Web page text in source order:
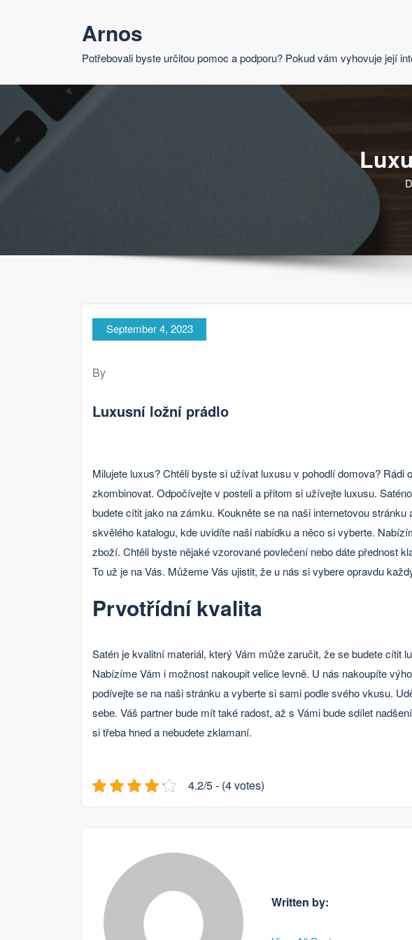
Arnos
Potřebovali byste určitou pomoc a podporu? Pokud vám vyhovuje její
September 4, 2023
By
Luxusní ložní prádlo
Milujete luxus? Chtěli byste si užívat luxusu v pohodlí domova? Rádi
zkombinovat. Odpočívejte v posteli a přitom si užívejte luxusu.
budete cítit jako na zámku. Koukněte se na naši internetovou stránku
skvělého katalogu, kde uvidíte naši nabídku a něco si vyberte.
zboží. Chtěli byste nějaké vzorované povlečení nebo dáte přednost
To už je na Vás. Můžeme Vás ujistit, že u nás si vybere opravdu
Prvotřídní kvalita
Satén je kvalitní materiál, který Vám může zaručit, že se budete cítit
Nabízíme Vám i možnost nakoupit velice levně. U nás nakoupíte
podívejte se na naši stránku a vyberte si sami podle svého vkusu.
sebe. Váš partner bude mít také radost, až s Vámi bude sdílet
si třeba hned a nebudete zklamaní.
4.2/5 - (4 votes)
Written by: